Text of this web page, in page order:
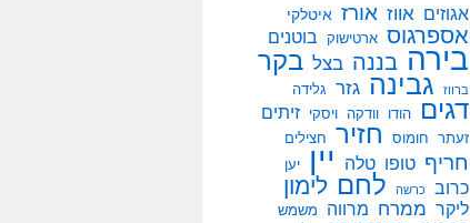
אגוזים אווז אורז איטלקי
אספרגוס ארטישוק בוטנים
בירה בננה בצל בקר
ברווז גבינה גזר גלידה
דגים הודו וודקה ויסקי זיתים
זעתר חומוס חזיר חצילים
חריף טופו טלה יין יען
כרוב כרשה לחם לימון
ליקר ממרח מרווה משמש